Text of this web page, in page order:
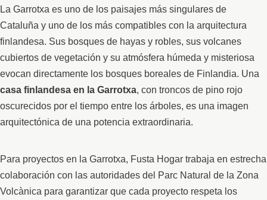
La Garrotxa es uno de los paisajes más singulares de
Cataluña y uno de los más compatibles con la arquitectura
finlandesa. Sus bosques de hayas y robles, sus volcanes
cubiertos de vegetación y su atmósfera húmeda y misteriosa
evocan directamente los bosques boreales de Finlandia. Una
casa finlandesa en la Garrotxa, con troncos de pino rojo
oscurecidos por el tiempo entre los árboles, es una imagen
arquitectónica de una potencia extraordinaria.
Para proyectos en la Garrotxa, Fusta Hogar trabaja en estrecha
colaboración con las autoridades del Parc Natural de la Zona
Volcànica para garantizar que cada proyecto respeta los